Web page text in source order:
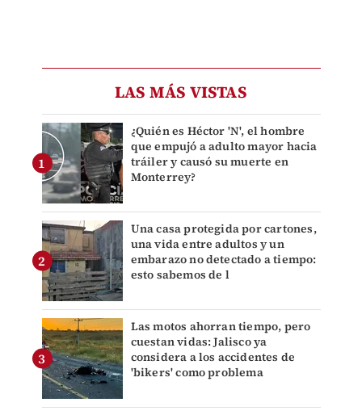
LAS MÁS VISTAS
¿Quién es Héctor 'N', el hombre
que empujó a adulto mayor hacia
tráiler y causó su muerte en
Monterrey?
Una casa protegida por cartones,
una vida entre adultos y un
embarazo no detectado a tiempo:
esto sabemos de l
Las motos ahorran tiempo, pero
cuestan vidas: Jalisco ya
considera a los accidentes de
'bikers' como problema